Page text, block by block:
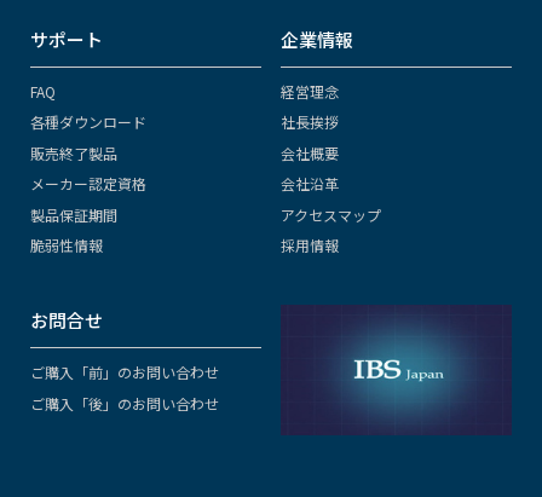
サポート
FAQ
各種ダウンロード
販売終了製品
メーカー認定資格
製品保証期間
脆弱性情報
企業情報
経営理念
社長挨拶
会社概要
会社沿革
アクセスマップ
採用情報
お問合せ
ご購入「前」のお問い合わせ
ご購入「後」のお問い合わせ